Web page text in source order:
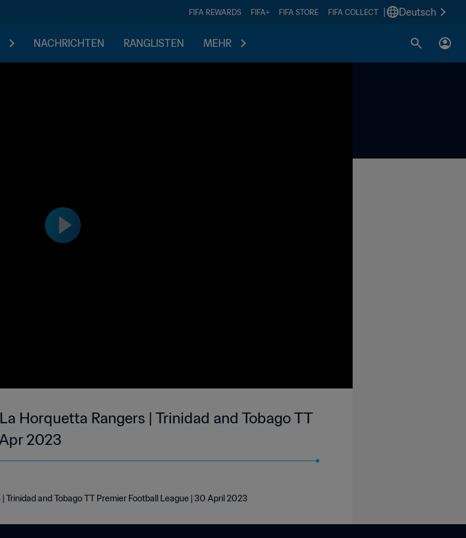
FIFA REWARDS FIFA+ FIFA STORE FIFA COLLECT Deutsch
NACHRICHTEN RANGLISTEN MEHR
Horquetta Rangers | Trinidad and Tobago TT
2023
and Tobago TT Premier Football League | 30 April 2023